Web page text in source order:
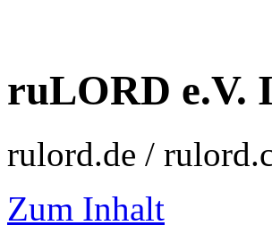
ruLORD e.V.
rulord.de /
Zum Inhalt